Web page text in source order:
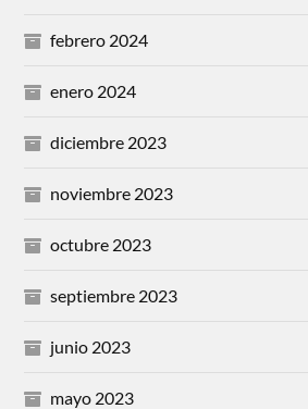
febrero 2024
enero 2024
diciembre 2023
noviembre 2023
octubre 2023
septiembre 2023
junio 2023
mayo 2023